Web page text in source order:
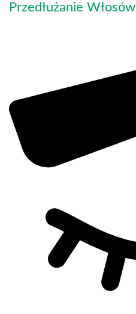
Przedłużanie Włosów